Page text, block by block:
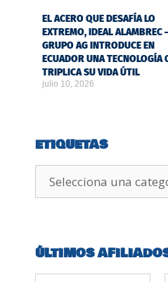
EL ACERO QUE DESAFÍA LO
EXTREMO, IDEAL ALAMBREC
GRUPO AG INTRODUCE EN
ECUADOR UNA TECNOLOGÍA
TRIPLICA SU VIDA ÚTIL
julio 10, 2026
ETIQUETAS
ÚLTIMOS